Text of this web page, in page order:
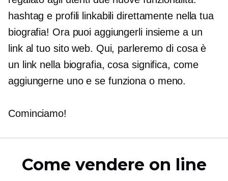
hashtag e profili linkabili direttamente nella tua
biografia! Ora puoi aggiungerli insieme a un
link al tuo sito web. Qui, parleremo di cosa è
un link nella biografia, cosa significa, come
aggiungerne uno e se funziona o meno.
Cominciamo!
Come vendere on line